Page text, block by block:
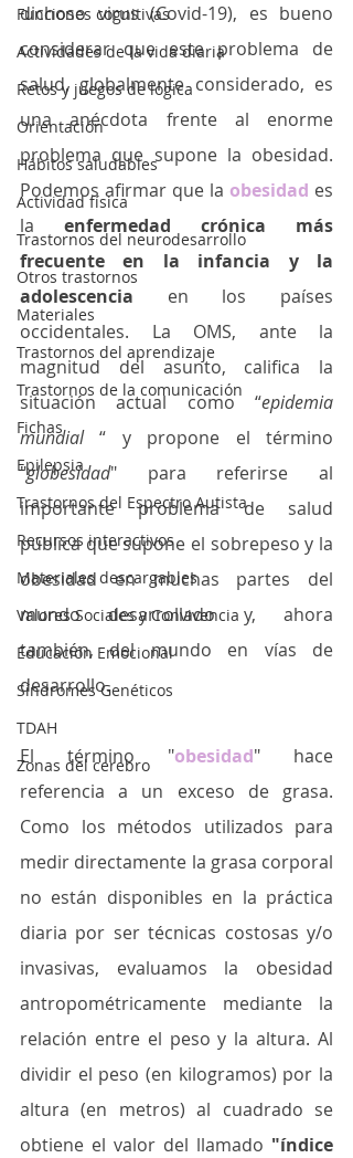
Funciones cognitivas
Actividades de la vida diaria
Retos y juegos de lógica
Orientación
Hábitos saludables
Actividad física
Trastornos del neurodesarrollo
Otros trastornos
Materiales
Trastornos del aprendizaje
Trastornos de la comunicación
Fichas
Epilepsia
Trastornos del Espectro Autista
Recursos interactivos
Materiales descargables
Valores Sociales y Convivencia
Educación Emocional
Síndromes Genéticos
TDAH
Zonas del cerebro
dichoso virus (Covid-19), es bueno
considerar que este problema de
salud, globalmente considerado, es
una anécdota frente al enorme
problema que supone la obesidad.
Podemos afirmar que la obesidad es
la enfermedad crónica más
frecuente en la infancia y la
adolescencia en los países
occidentales. La OMS, ante la
magnitud del asunto, califica la
situación actual como “epidemia
mundial “ y propone el término
"globesidad" para referirse al
importante problema de salud
pública que supone el sobrepeso y la
obesidad en muchas partes del
mundo desarrollado y, ahora
también, del mundo en vías de
desarrollo.
El término "obesidad" hace
referencia a un exceso de grasa.
Como los métodos utilizados para
medir directamente la grasa corporal
no están disponibles en la práctica
diaria por ser técnicas costosas y/o
invasivas, evaluamos la obesidad
antropométricamente mediante la
relación entre el peso y la altura. Al
dividir el peso (en kilogramos) por la
altura (en metros) al cuadrado se
obtiene el valor del llamado "índice